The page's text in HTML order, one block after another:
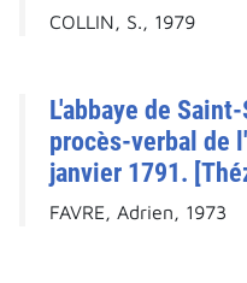
COLLIN, S., 1979
L'abbaye de
procès-verbal de
janvier 1791.
FAVRE, Adrien, 1973